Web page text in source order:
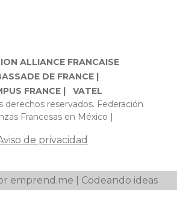
ALLIANCE FRANCAISE
DE FRANCE |
FRANCE |
VATEL
derechos reservados. Federación
Francesas en México |
de privacidad
emprend.me | Codeando ideas